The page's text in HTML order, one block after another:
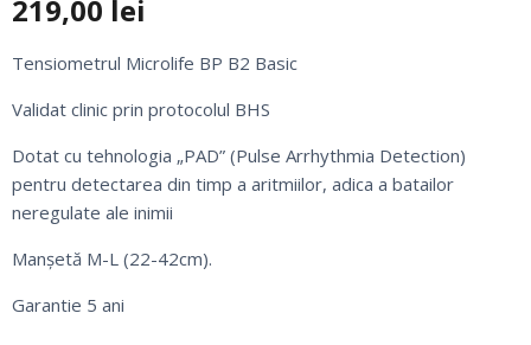
219,00 lei
Tensiometrul Microlife BP B2 Basic
Validat clinic prin protocolul BHS
Dotat cu tehnologia „PAD” (Pulse Arrhythmia Detection)
pentru detectarea din timp a aritmiilor, adica a batailor
neregulate ale inimii
Manșetă M-L (22-42cm).
Garantie 5 ani